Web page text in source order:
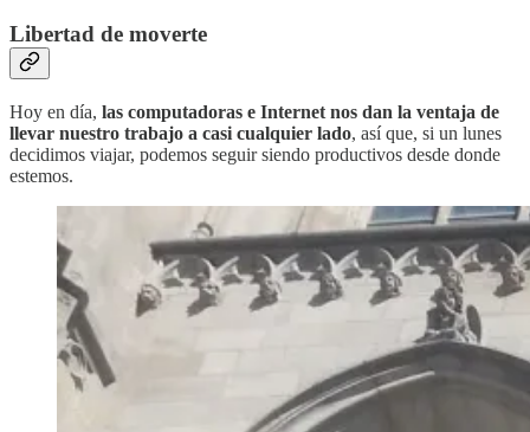
Libertad de moverte
Hoy en día, las computadoras e Internet nos dan la ventaja de
llevar nuestro trabajo a casi cualquier lado, así que, si un lunes
decidimos viajar, podemos seguir siendo productivos desde donde
estemos.